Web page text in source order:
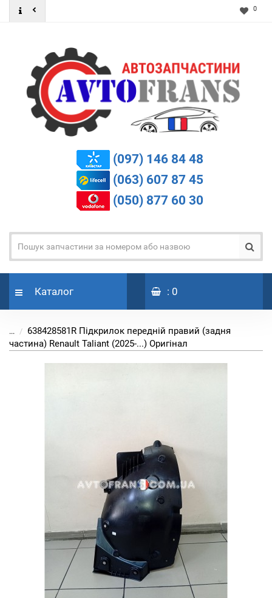
0
(097) 146 84 48
(063) 607 87 45
(050) 877 60 30
Каталог : 0
...
638428581R Підкрилок передній правий (задня
частина) Renault Taliant (2025-...) Оригінал